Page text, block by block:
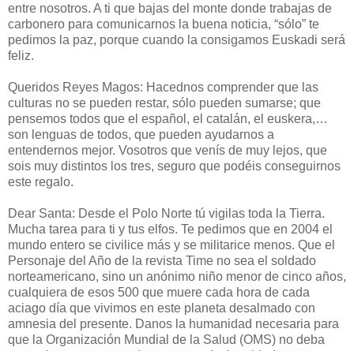
entre nosotros. A ti que bajas del monte donde trabajas de
carbonero para comunicarnos la buena noticia, “sólo” te
pedimos la paz, porque cuando la consigamos Euskadi será
feliz.
Queridos Reyes Magos: Hacednos comprender que las
culturas no se pueden restar, sólo pueden sumarse; que
pensemos todos que el español, el catalán, el euskera,…
son lenguas de todos, que pueden ayudarnos a
entendernos mejor. Vosotros que venís de muy lejos, que
sois muy distintos los tres, seguro que podéis conseguirnos
este regalo.
Dear Santa: Desde el Polo Norte tú vigilas toda la Tierra.
Mucha tarea para ti y tus elfos. Te pedimos que en 2004 el
mundo entero se civilice más y se militarice menos. Que el
Personaje del Año de la revista Time no sea el soldado
norteamericano, sino un anónimo niño menor de cinco años,
cualquiera de esos 500 que muere cada hora de cada
aciago día que vivimos en este planeta desalmado con
amnesia del presente. Danos la humanidad necesaria para
que la Organización Mundial de la Salud (OMS) no deba